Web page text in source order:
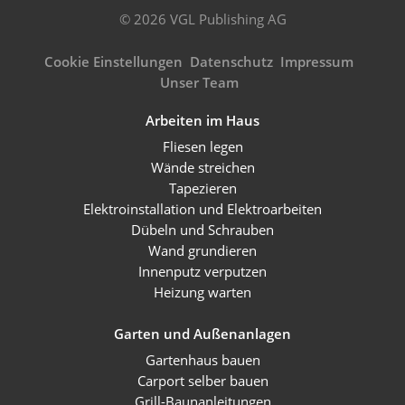
© 2026 VGL Publishing AG
Cookie Einstellungen Datenschutz Impressum
Unser Team
Arbeiten im Haus
Fliesen legen
Wände streichen
Tapezieren
Elektroinstallation und Elektroarbeiten
Dübeln und Schrauben
Wand grundieren
Innenputz verputzen
Heizung warten
Garten und Außenanlagen
Gartenhaus bauen
Carport selber bauen
Grill-Baunanleitungen